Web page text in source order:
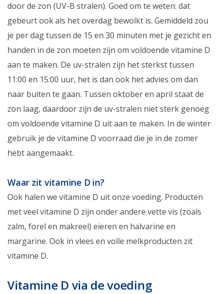
door de zon (UV-B stralen). Goed om te weten: dat
gebeurt ook als het overdag bewolkt is. Gemiddeld zou
je per dag tussen de 15 en 30 minuten met je gezicht en
handen in de zon moeten zijn om voldoende vitamine D
aan te maken. De uv-stralen zijn het sterkst tussen
11:00 en 15:00 uur, het is dan ook het advies om dan
naar buiten te gaan. Tussen oktober en april staat de
zon laag, daardoor zijn de uv-stralen niet sterk genoeg
om voldoende vitamine D uit aan te maken. In de winter
gebruik je de vitamine D voorraad die je in de zomer
hebt aangemaakt.
Waar zit vitamine D in?
Ook halen we vitamine D uit onze voeding. Producten
met veel vitamine D zijn onder andere vette vis (zoals
zalm, forel en makreel) eieren en halvarine en
margarine. Ook in vlees en volle melkproducten zit
vitamine D.
Vitamine D via de voeding